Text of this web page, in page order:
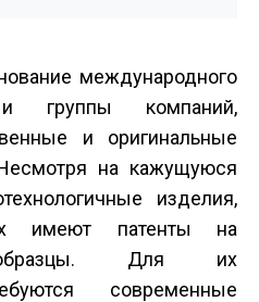
международного
группы компаний,
и оригинальные
на кажущуюся
изделия,
имеют патенты на
Для их
современные